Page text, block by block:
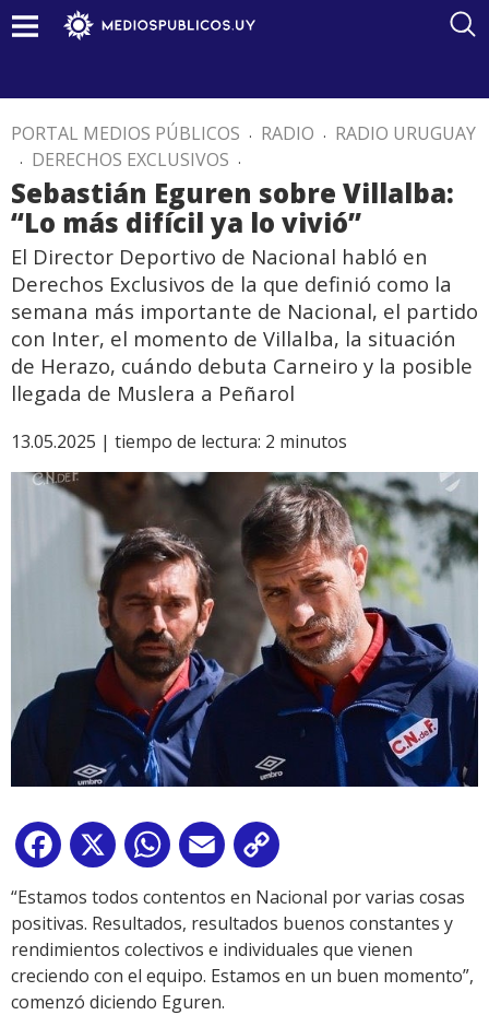
PORTAL MEDIOS PÚBLICOS . RADIO . RADIO URUGUAY
. DERECHOS EXCLUSIVOS .
Sebastián Eguren sobre Villalba:
“Lo más difícil ya lo vivió”
El Director Deportivo de Nacional habló en
Derechos Exclusivos de la que definió como la
semana más importante de Nacional, el partido
con Inter, el momento de Villalba, la situación
de Herazo, cuándo debuta Carneiro y la posible
llegada de Muslera a Peñarol
13.05.2025 | tiempo de lectura: 2 minutos
Facebook
X WhatsApp
Email
Link
“Estamos todos contentos en Nacional por varias cosas
positivas. Resultados, resultados buenos constantes y
rendimientos colectivos e individuales que vienen
creciendo con el equipo. Estamos en un buen momento”,
comenzó diciendo Eguren.